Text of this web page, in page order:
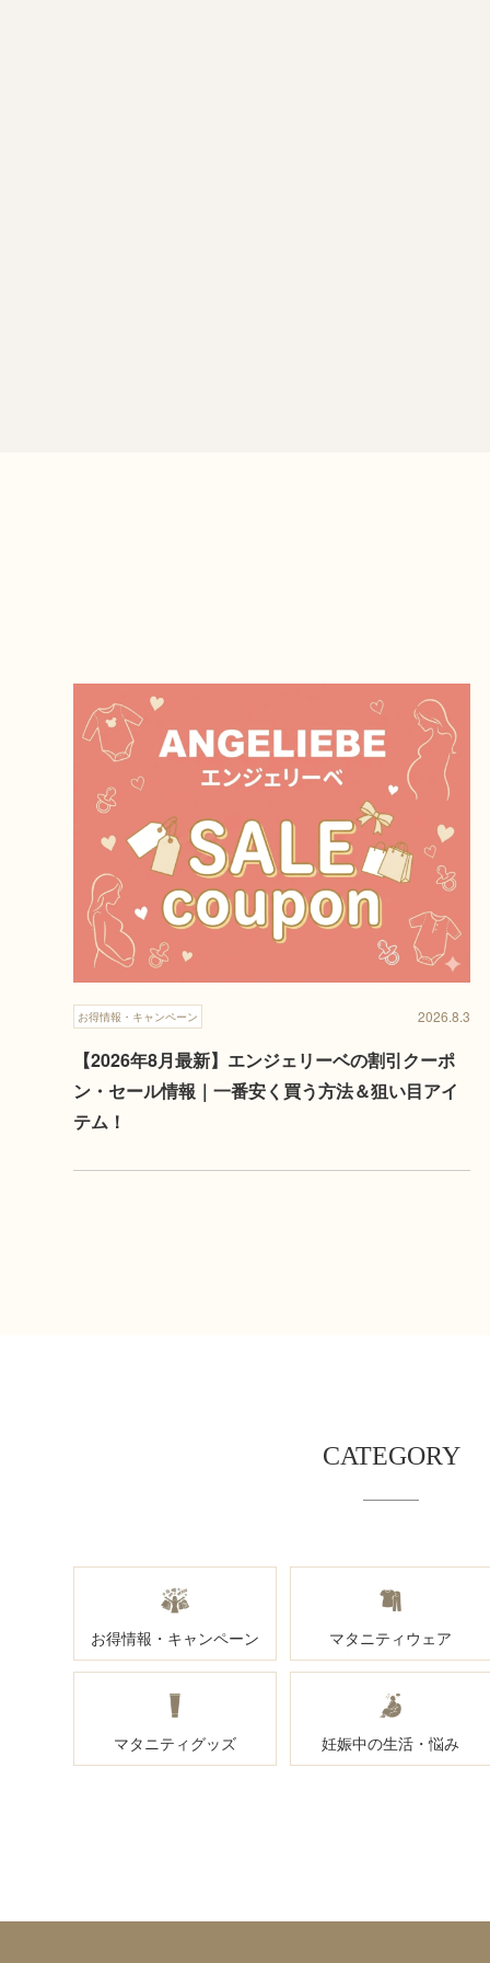
お得情報・キャンペーン 2026.8.3
【2026年8月最新】エンジェリーベの割引クーポ
ン・セール情報｜一番安く買う方法＆狙い目アイ
テム！
CATEGORY
お得情報・キャンペーン マタニティウェア
マタニティグッズ 妊娠中の生活・悩み